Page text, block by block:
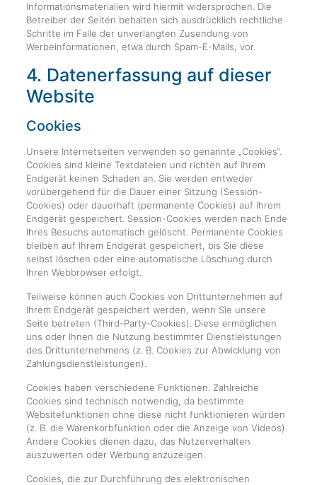
Informationsmaterialien wird hiermit widersprochen. Die
Betreiber der Seiten behalten sich ausdrücklich rechtliche
Schritte im Falle der unverlangten Zusendung von
Werbeinformationen, etwa durch Spam-E-Mails, vor.
4. Datenerfassung auf dieser
Website
Cookies
Unsere Internetseiten verwenden so genannte „Cookies“.
Cookies sind kleine Textdateien und richten auf Ihrem
Endgerät keinen Schaden an. Sie werden entweder
vorübergehend für die Dauer einer Sitzung (Session-
Cookies) oder dauerhaft (permanente Cookies) auf Ihrem
Endgerät gespeichert. Session-Cookies werden nach Ende
Ihres Besuchs automatisch gelöscht. Permanente Cookies
bleiben auf Ihrem Endgerät gespeichert, bis Sie diese
selbst löschen oder eine automatische Löschung durch
Ihren Webbrowser erfolgt.
Teilweise können auch Cookies von Drittunternehmen auf
Ihrem Endgerät gespeichert werden, wenn Sie unsere
Seite betreten (Third-Party-Cookies). Diese ermöglichen
uns oder Ihnen die Nutzung bestimmter Dienstleistungen
des Drittunternehmens (z. B. Cookies zur Abwicklung von
Zahlungsdienstleistungen).
Cookies haben verschiedene Funktionen. Zahlreiche
Cookies sind technisch notwendig, da bestimmte
Websitefunktionen ohne diese nicht funktionieren würden
(z. B. die Warenkorbfunktion oder die Anzeige von Videos).
Andere Cookies dienen dazu, das Nutzerverhalten
auszuwerten oder Werbung anzuzeigen.
Cookies, die zur Durchführung des elektronischen